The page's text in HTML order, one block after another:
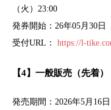
（火）23:00
発券開始：26年05月30日
受付URL： https://l-
【4】一般販売（先着）
発売期間： 2026年5月16